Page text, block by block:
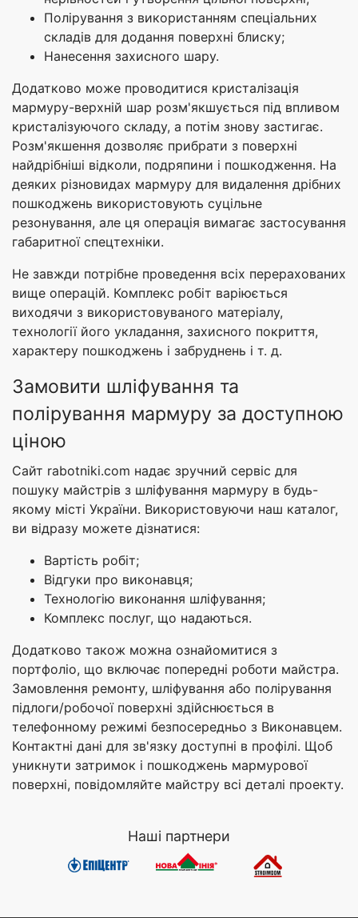
Полірування з використанням спеціальних
складів для додання поверхні блиску;
Нанесення захисного шару.
Додатково може проводитися кристалізація
мармуру-верхній шар розм'якшується під впливом
кристалізуючого складу, а потім знову застигає.
Розм'якшення дозволяє прибрати з поверхні
найдрібніші відколи, подряпини і пошкодження. На
деяких різновидах мармуру для видалення дрібних
пошкоджень використовують суцільне
резонування, але ця операція вимагає застосування
габаритної спецтехніки.
Не завжди потрібне проведення всіх перерахованих
вище операцій. Комплекс робіт варіюється
виходячи з використовуваного матеріалу,
технології його укладання, захисного покриття,
характеру пошкоджень і забруднень і т. д.
Замовити шліфування та
полірування мармуру за доступною
ціною
Сайт rabotniki.com надає зручний сервіс для
пошуку майстрів з шліфування мармуру в будь-
якому місті України. Використовуючи наш каталог,
ви відразу можете дізнатися:
Вартість робіт;
Відгуки про виконавця;
Технологію виконання шліфування;
Комплекс послуг, що надаються.
Додатково також можна ознайомитися з
портфоліо, що включає попередні роботи майстра.
Замовлення ремонту, шліфування або полірування
підлоги/робочої поверхні здійснюється в
телефонному режимі безпосередньо з Виконавцем.
Контактні дані для зв'язку доступні в профілі. Щоб
уникнути затримок і пошкоджень мармурової
поверхні, повідомляйте майстру всі деталі проекту.
Наші партнери